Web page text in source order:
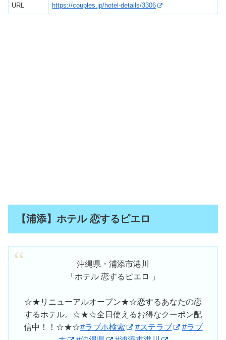
URL https://couples.jp/hotel-details/3306
【浦添】ホテル 恋するピエロ
沖縄県・浦添市港川
「ホテル 恋するピエロ 」
☆★リニューアルオープン★☆恋するあなたの恋
するホテル。☆★☆全日使えるお得なクーポン配
信中！！☆★☆#ラブホ検索 #ステラブ
#ラブ